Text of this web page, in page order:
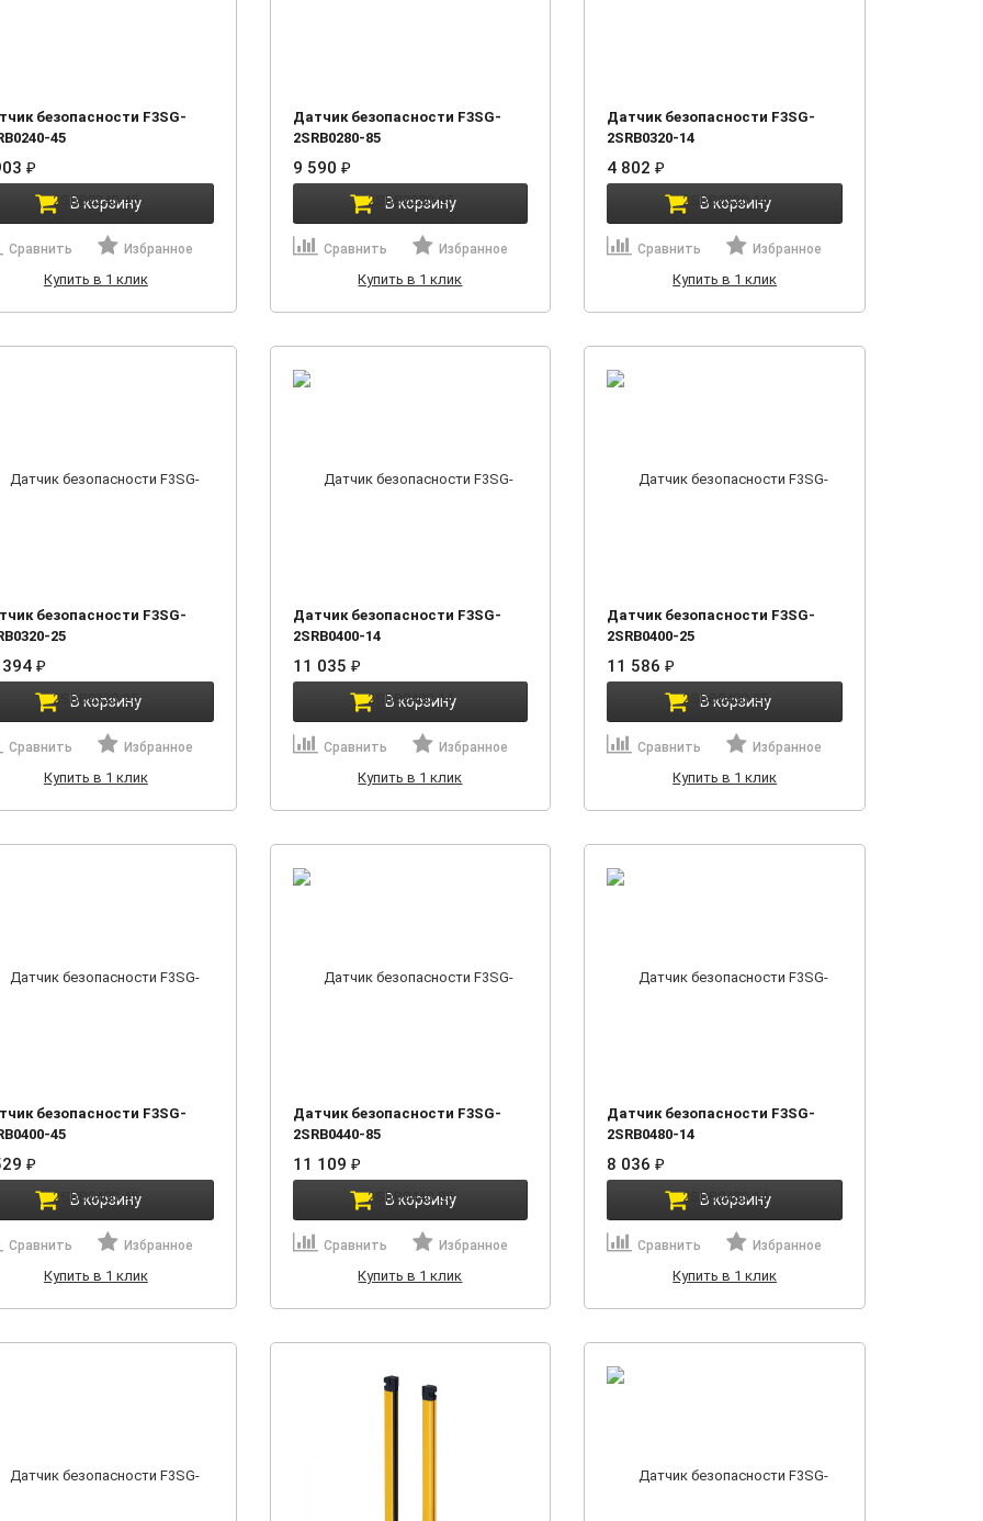
безопасности F3SG-
45
₽
В корзину
Сравнить Избранное
Купить в 1 клик
Датчик безопасности F3SG-
2SRB0280-85
9 590 ₽
В корзину
Сравнить Избранное
Купить в 1 клик
Датчик безопасности F3SG-
2SRB0320-14
4 802₽
В корзину
Сравнить Избранное
Купить в 1 клик
безопасности F3SG-
25
₽
В корзину
Сравнить Избранное
Купить в 1 клик
Датчик безопасности F3SG-
2SRB0400-14
11 035 ₽
В корзину
Сравнить Избранное
Купить в 1 клик
Датчик безопасности F3SG-
2SRB0400-25
11 586₽
В корзину
Сравнить Избранное
Купить в 1 клик
безопасности F3SG-
45
₽
В корзину
Сравнить Избранное
Купить в 1 клик
Датчик безопасности F3SG-
2SRB0440-85
11 109 ₽
В корзину
Сравнить Избранное
Купить в 1 клик
Датчик безопасности F3SG-
2SRB0480-14
8 036₽
В корзину
Сравнить Избранное
Купить в 1 клик